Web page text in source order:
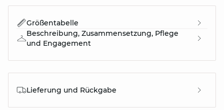
Größentabelle
Beschreibung, Zusammensetzung, Pflege
und Engagement
Lieferung und Rückgabe